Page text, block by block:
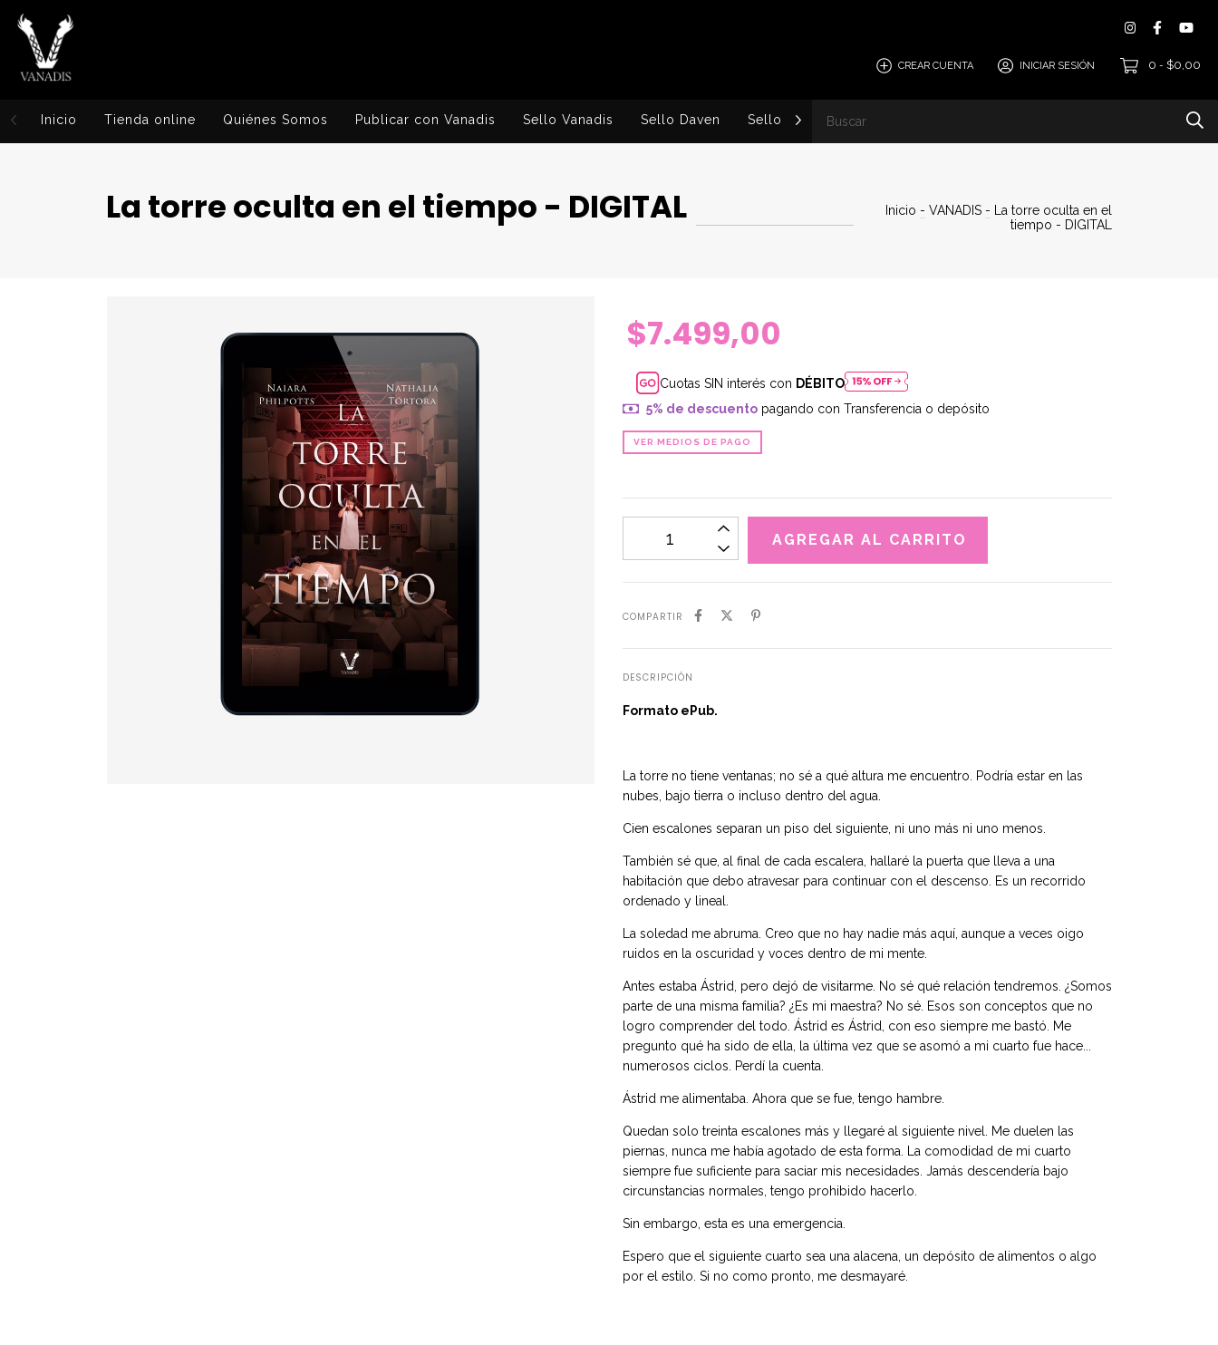
CREAR CUENTA INICIAR SESIÓN 0 - $0,00
Inicio Tienda online Quiénes Somos Publicar con Vanadis Sello Vanadis Sello Daven Sello Ingvi Tesoro Vanir
La torre oculta en el tiempo - DIGITAL Inicio - VANADIS -
La torre oculta en el
tiempo - DIGITAL
$7.499,00
Cuotas SIN interés con DÉBITO
5% de descuentopagando con Transferencia o depósito
VER MEDIOS DE PAGO
COMPARTIR
DESCRIPCIÓN
Formato ePub.
La torre no tiene ventanas; no sé a qué altura me encuentro. Podría estar en las
nubes, bajo tierra o incluso dentro del agua.
Cien escalones separan un piso del siguiente, ni uno más ni uno menos.
También sé que, al final de cada escalera, hallaré la puerta que lleva a una
habitación que debo atravesar para continuar con el descenso. Es un recorrido
ordenado y lineal.
La soledad me abruma. Creo que no hay nadie más aquí, aunque a veces oigo
ruidos en la oscuridad y voces dentro de mi mente.
Antes estaba Ástrid, pero dejó de visitarme. No sé qué relación tendremos. ¿Somos
parte de una misma familia? ¿Es mi maestra? No sé. Esos son conceptos que no
logro comprender del todo. Ástrid es Ástrid, con eso siempre me bastó. Me
pregunto qué ha sido de ella, la última vez que se asomó a mi cuarto fue hace...
numerosos ciclos. Perdí la cuenta.
Ástrid me alimentaba. Ahora que se fue, tengo hambre.
Quedan solo treinta escalones más y llegaré al siguiente nivel. Me duelen las
piernas, nunca me había agotado de esta forma. La comodidad de mi cuarto
siempre fue suficiente para saciar mis necesidades. Jamás descendería bajo
circunstancias normales, tengo prohibido hacerlo.
Sin embargo, esta es una emergencia.
Espero que el siguiente cuarto sea una alacena, un depósito de alimentos o algo
por el estilo. Si no como pronto, me desmayaré.